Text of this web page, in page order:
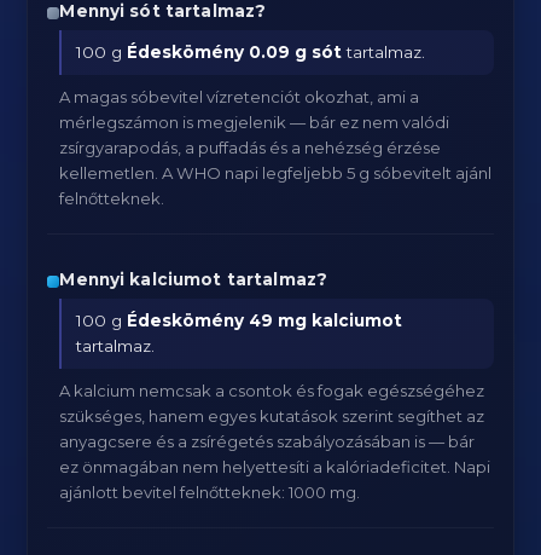
Mennyi sót tartalmaz?
100 g Édeskömény 0.09 g sóttartalmaz.
A magas sóbevitel vízretenciót okozhat, ami a
mérlegszámon is megjelenik — bár ez nem valódi
zsírgyarapodás, a puffadás és a nehézség érzése
kellemetlen. A WHO napi legfeljebb 5 g sóbevitelt ajánl
felnőtteknek.
Mennyi kalciumot tartalmaz?
100 g Édeskömény 49 mg kalciumot
tartalmaz.
A kalcium nemcsak a csontok és fogak egészségéhez
szükséges, hanem egyes kutatások szerint segíthet az
anyagcsere és a zsírégetés szabályozásában is — bár
ez önmagában nem helyettesíti a kalóriadeficitet. Napi
ajánlott bevitel felnőtteknek: 1000 mg.